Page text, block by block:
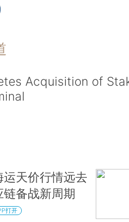
Acquisition of
运天价行情远去
备战新周期
打开